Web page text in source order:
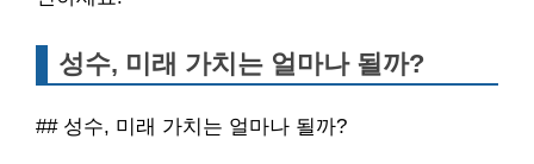
성수, 미래 가치는 얼마나 될까?
## 성수, 미래 가치는 얼마나 될까?